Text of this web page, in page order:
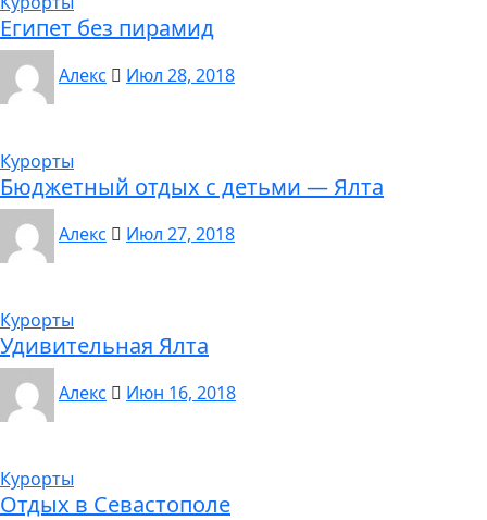
Египет без пирамид
Алекс Июл 28, 2018
Курорты
Бюджетный отдых с детьми — Ялта
Алекс Июл 27, 2018
Курорты
Удивительная Ялта
Алекс Июн 16, 2018
Курорты
Отдых в Севастополе